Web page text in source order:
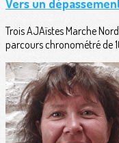
Vers un
Trois AJAïstes Marche
parcours chronométré de